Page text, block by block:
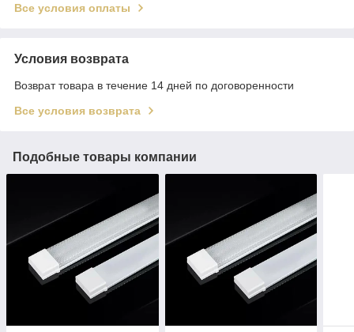
Все условия оплаты
Условия возврата
Возврат товара в течение 14 дней по договоренности
Все условия возврата
Подобные товары компании